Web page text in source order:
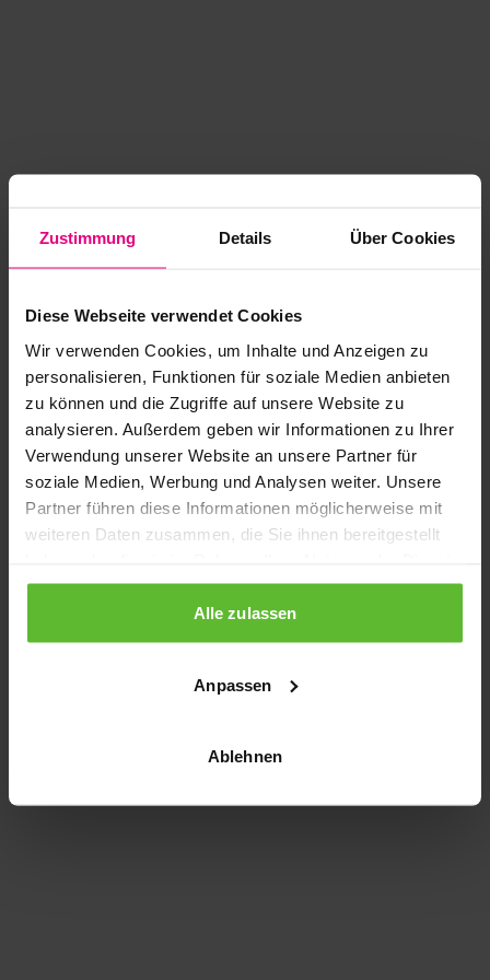
Zustimmung Details Über Cookies
Diese Webseite verwendet Cookies
Wir verwenden Cookies, um Inhalte und Anzeigen zu
personalisieren, Funktionen für soziale Medien anbieten
zu können und die Zugriffe auf unsere Website zu
analysieren. Außerdem geben wir Informationen zu Ihrer
Verwendung unserer Website an unsere Partner für
soziale Medien, Werbung und Analysen weiter. Unsere
Partner führen diese Informationen möglicherweise mit
weiteren Daten zusammen, die Sie ihnen bereitgestellt
gesammelt haben.
Alle zulassen
Anpassen
Ablehnen
Application error: a client-side exception has occurred
loading www.kurzwego.de (see the browser console for more
information).